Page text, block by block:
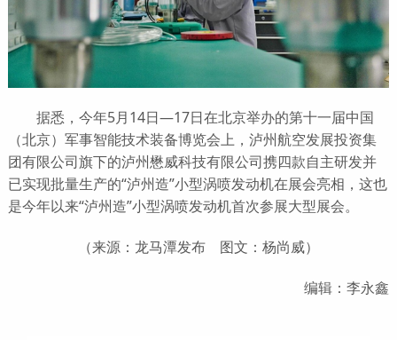
据悉，今年5月14日—17日在北京举办的第十一届中国
（北京）军事智能技术装备博览会上，泸州航空发展投资集
团有限公司旗下的泸州懋威科技有限公司携四款自主研发并
已实现批量生产的“泸州造”小型涡喷发动机在展会亮相，这也
是今年以来“泸州造”小型涡喷发动机首次参展大型展会。
（来源：龙马潭发布 图文：杨尚威）
编辑：李永鑫